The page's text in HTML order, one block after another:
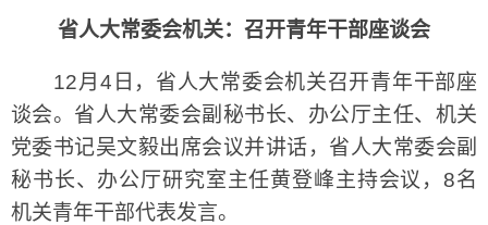
省人大常委会机关：召开青年干部座谈会
12月4日，省人大常委会机关召开青年干部座
谈会。省人大常委会副秘书长、办公厅主任、机关
党委书记吴文毅出席会议并讲话，省人大常委会副
秘书长、办公厅研究室主任黄登峰主持会议，8名
机关青年干部代表发言。